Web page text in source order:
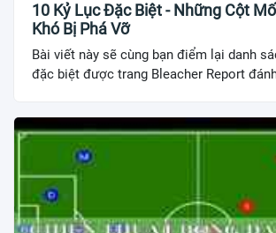
10 Kỷ Lục Đặc Biệt - Những Cột
Khó Bị Phá Vỡ
Bài viết này sẽ cùng bạn điểm lại danh
đặc biệt được trang Bleacher Report